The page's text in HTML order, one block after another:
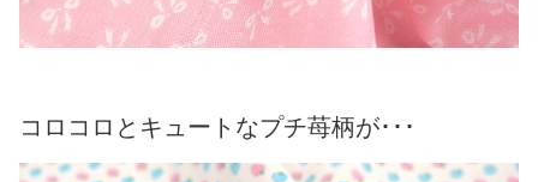
コロコロとキュートなプチ苺柄が･･･